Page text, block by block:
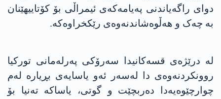
دوای راگەیاندنی پەیامەکەی ئیمراڵی بۆ کۆتاییهێنان
بە چەک و هەڵوەشاندنەوەی رێکخراوەکە.
لە درێژەی قسەکانیدا سەرۆکی پەرلەمانی تورکیا
روونکردنەوەی دا لەسەر ئەو یاسایەی بڕیارە لەم
چوارچێوەیەدا دەربچێت و گوتی، یاساکە تەنیا بۆ